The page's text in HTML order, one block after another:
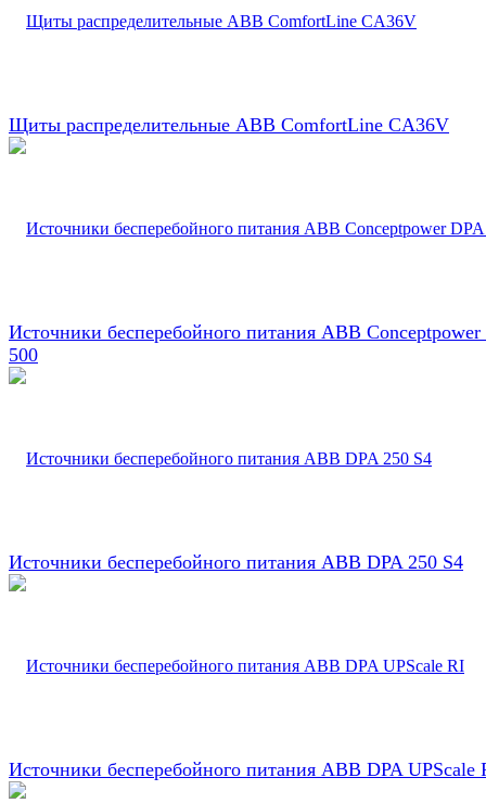
Щиты распределительные ABB ComfortLine CA36V
Источники бесперебойного питания ABB Conceptpower
500
Источники бесперебойного питания ABB DPA 250 S4
Источники бесперебойного питания ABB DPA UPScale